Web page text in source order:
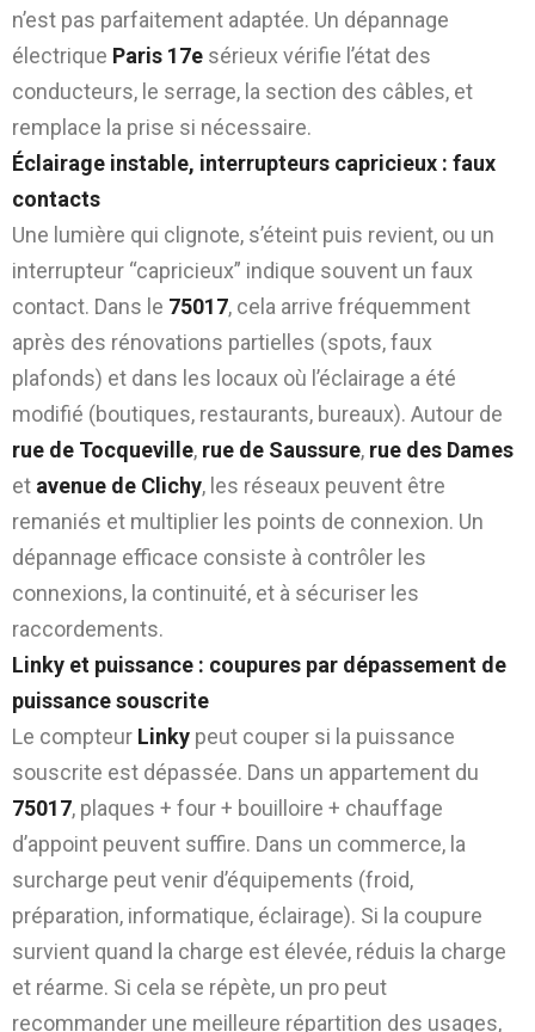
n’est pas parfaitement adaptée. Un dépannage
électrique Paris 17e sérieux vérifie l’état des
conducteurs, le serrage, la section des câbles, et
remplace la prise si nécessaire.
Éclairage instable, interrupteurs capricieux : faux
contacts
Une lumière qui clignote, s’éteint puis revient, ou un
interrupteur “capricieux” indique souvent un faux
contact. Dans le 75017, cela arrive fréquemment
après des rénovations partielles (spots, faux
plafonds) et dans les locaux où l’éclairage a été
modifié (boutiques, restaurants, bureaux). Autour de
rue de Tocqueville, rue de Saussure, rue des Dames
et avenue de Clichy, les réseaux peuvent être
remaniés et multiplier les points de connexion. Un
dépannage efficace consiste à contrôler les
connexions, la continuité, et à sécuriser les
raccordements.
Linky et puissance : coupures par dépassement de
puissance souscrite
Le compteur Linky peut couper si la puissance
souscrite est dépassée. Dans un appartement du
75017, plaques + four + bouilloire + chauffage
d’appoint peuvent suffire. Dans un commerce, la
surcharge peut venir d’équipements (froid,
préparation, informatique, éclairage). Si la coupure
survient quand la charge est élevée, réduis la charge
et réarme. Si cela se répète, un pro peut
recommander une meilleure répartition des usages,